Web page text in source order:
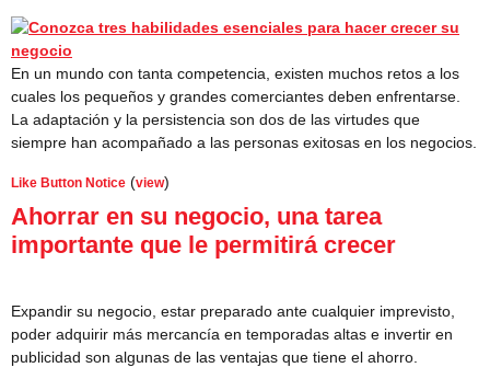
En un mundo con tanta competencia, existen muchos retos a los
cuales los pequeños y grandes comerciantes deben enfrentarse.
La adaptación y la persistencia son dos de las virtudes que
siempre han acompañado a las personas exitosas en los negocios.
Like Button Notice (view)
Ahorrar en su negocio, una tarea
importante que le permitirá crecer
Expandir su negocio, estar preparado ante cualquier imprevisto,
poder adquirir más mercancía en temporadas altas e invertir en
publicidad son algunas de las ventajas que tiene el ahorro.